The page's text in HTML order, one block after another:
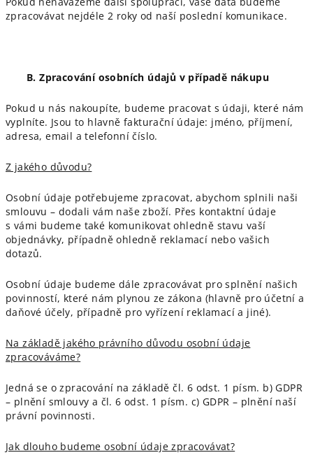
zpracovávat nejdéle 2 roky od naší poslední komunikace.
B. Zpracování osobních údajů v případě nákupu
Pokud u nás nakoupíte, budeme pracovat s údaji, které nám
vyplníte. Jsou to hlavně fakturační údaje: jméno, příjmení,
adresa, email a telefonní číslo.
Z jakého důvodu?
Osobní údaje potřebujeme zpracovat, abychom splnili naši
smlouvu – dodali vám naše zboží. Přes kontaktní údaje
s vámi budeme také komunikovat ohledně stavu vaší
objednávky, případně ohledně reklamací nebo vašich
dotazů.
Osobní údaje budeme dále zpracovávat pro splnění našich
povinností, které nám plynou ze zákona (hlavně pro účetní a
daňové účely, případně pro vyřízení reklamací a jiné).
Na základě jakého právního důvodu osobní údaje
zpracováváme?
Jedná se o zpracování na základě čl. 6 odst. 1 písm. b) GDPR
– plnění smlouvy a čl. 6 odst. 1 písm. c) GDPR – plnění naší
právní povinnosti.
Jak dlouho budeme osobní údaje zpracovávat?